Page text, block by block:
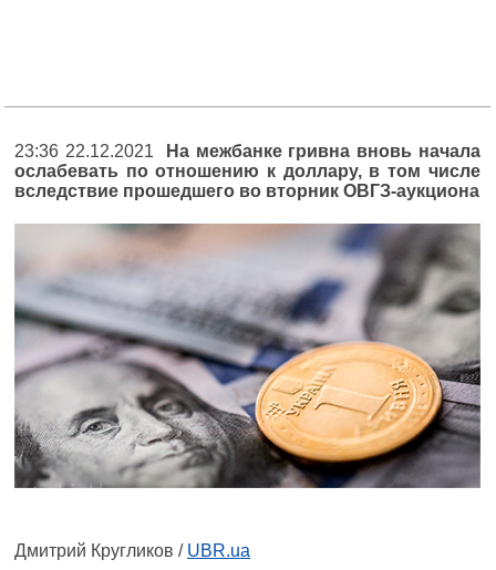
23:36 22.12.2021
На межбанке гривна вновь начала
ослабевать по отношению к доллару, в том числе
вследствие прошедшего во вторник ОВГЗ-аукциона
Дмитрий Кругликов / UBR.ua